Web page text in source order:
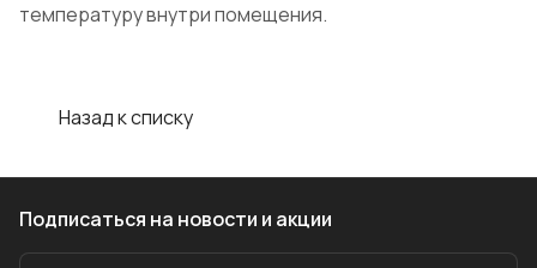
температуру внутри помещения.
Назад к списку
Подписаться на новости и акции